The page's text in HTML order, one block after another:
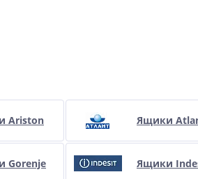
Ariston Ящики
Gorenje Ящики